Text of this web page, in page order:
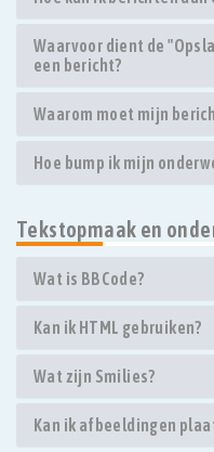
Waarvoor dient de
een bericht?
Waarom moet mijn
Hoe bump ik mijn
Tekstopmaak en
Wat is BBCode?
Kan ik HTML gebruiken?
Wat zijn Smilies?
Kan ik afbeeldingen